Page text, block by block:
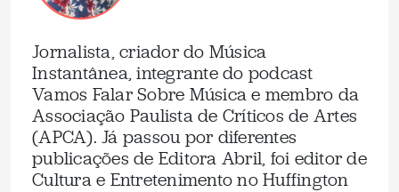
Jornalista, criador do Música
Instantânea, integrante do podcast
Vamos Falar Sobre Música e membro da
Associação Paulista de Críticos de Artes
(APCA). Já passou por diferentes
publicações de Editora Abril, foi editor de
Cultura e Entretenimento no Huffington